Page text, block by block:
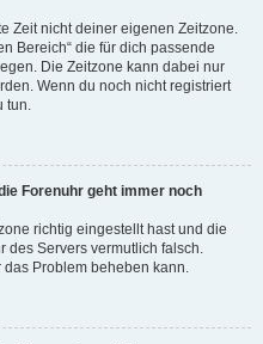
Zeit nicht deiner eigenen Zeitzone.
Bereich“ die für dich passende
Die Zeitzone kann dabei nur
Wenn du noch nicht registriert
tun.
Forenuhr geht immer noch
richtig eingestellt hast und die
des Servers vermutlich falsch.
das Problem beheben kann.